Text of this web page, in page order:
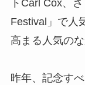
トCarl Cox、
Festival」で人
高まる人気の
昨年、 記念す